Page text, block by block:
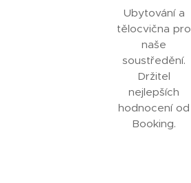
Ubytování a
tělocvična pro
naše
soustředění.
Držitel
nejlepších
hodnocení od
Booking.